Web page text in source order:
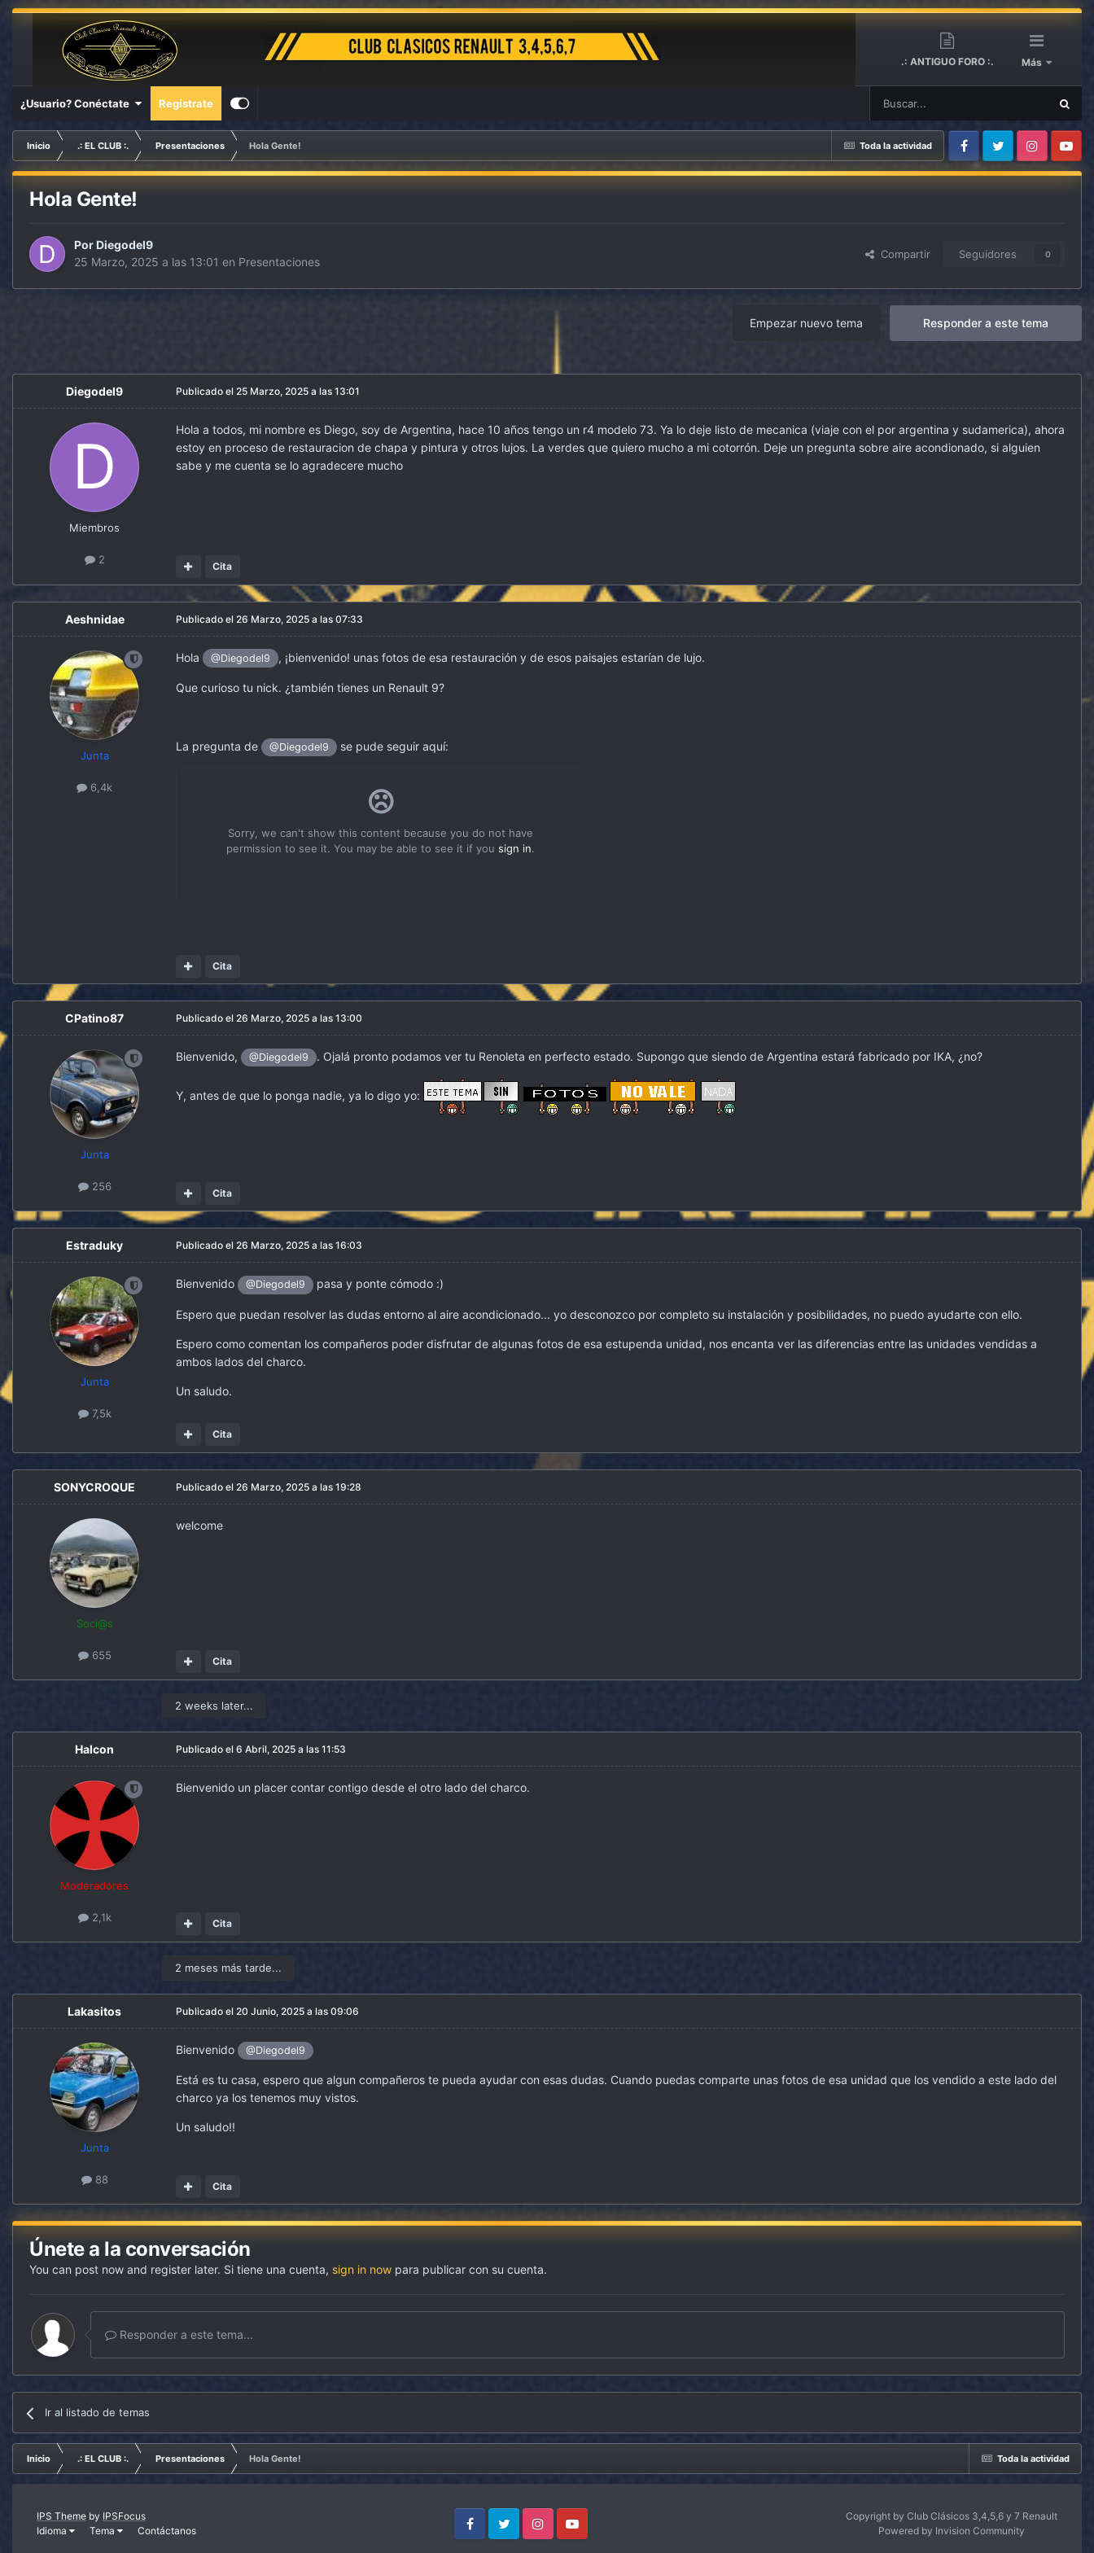
.: ANTIGUO FORO :. Más
¿Usuario? Conéctate Regístrate
Toda la actividad
Inicio .: EL CLUB :. Presentaciones
Hola Gente!
FacebookTwitter InstagramYoutube
Hola Gente!
Por Diegodel9
25 Marzo, 2025 a las 13:01 en Presentaciones
Compartir Seguidores 0
Responder a este tema
Empezar nuevo tema
Diegodel9
Miembros
2
Publicado el 25 Marzo, 2025 a las 13:01
Hola a todos, mi nombre es Diego, soy de Argentina, hace 10 años tengo un r4 modelo 73. Ya lo deje listo de mecanica (viaje con el por argentina y sudamerica), ahora
estoy en proceso de restauracion de chapa y pintura y otros lujos. La verdes que quiero mucho a mi cotorrón. Deje un pregunta sobre aire acondionado, si alguien
sabe y me cuenta se lo agradecere mucho
Cita
Aeshnidae
Junta
6,4k
Publicado el 26 Marzo, 2025 a las 07:33
Hola @Diegodel9 , ¡bienvenido! unas fotos de esa restauración y de esos paisajes estarían de lujo.
Que curioso tu nick. ¿también tienes un Renault 9?
La pregunta de @Diegodel9 se pude seguir aquí:
Cita
CPatino87
Junta
256
Publicado el 26 Marzo, 2025 a las 13:00
Bienvenido, @Diegodel9 . Ojalá pronto podamos ver tu Renoleta en perfecto estado. Supongo que siendo de Argentina estará fabricado por IKA, ¿no?
Y, antes de que lo ponga nadie, ya lo digo yo:
Cita
Estraduky
Junta
7,5k
Publicado el 26 Marzo, 2025 a las 16:03
Bienvenido @Diegodel9 pasa y ponte cómodo :)
Espero que puedan resolver las dudas entorno al aire acondicionado... yo desconozco por completo su instalación y posibilidades, no puedo ayudarte con ello.
Espero como comentan los compañeros poder disfrutar de algunas fotos de esa estupenda unidad, nos encanta ver las diferencias entre las unidades vendidas a
ambos lados del charco.
Un saludo.
Cita
SONYCROQUE
Soci@s
655
Publicado el 26 Marzo, 2025 a las 19:28
welcome
Cita
2 weeks later...
Halcon
Moderadores
2,1k
Publicado el 6 Abril, 2025 a las 11:53
Bienvenido un placer contar contigo desde el otro lado del charco.
Cita
2 meses más tarde...
Lakasitos
Junta
88
Publicado el 20 Junio, 2025 a las 09:06
Bienvenido @Diegodel9
Está es tu casa, espero que algun compañeros te pueda ayudar con esas dudas. Cuando puedas comparte unas fotos de esa unidad que los vendido a este lado del
charco ya los tenemos muy vistos.
Un saludo!!
Cita
Únete a la conversación
You can post now and register later. Si tiene una cuenta, sign in now para publicar con su cuenta.
Responder a este tema...
Ir al listado de temas
Toda la actividad
Inicio .: EL CLUB :. Presentaciones Hola Gente!
IPS Theme by IPSFocus
Idioma
Tema Contáctanos
FacebookTwitter InstagramYoutube
Copyright by Club Clásicos 3,4,5,6 y 7 Renault
Powered by Invision Community